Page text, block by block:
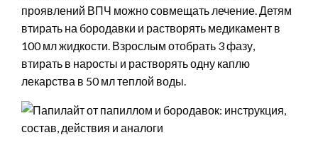
проявлений ВПЧ можно совмещать лечение. Детям
втирать на бородавки и растворять медикамент в
100 мл жидкости. Взрослым отобрать 3 фазу,
втирать в наросты и растворять одну каплю
лекарства в 50 мл теплой воды.